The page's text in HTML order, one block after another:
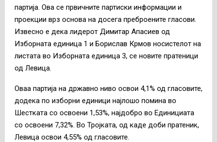
партија. Ова се првичните партиски информации и
проекции врз основа на досега преброените гласови.
Извесно е дека лидерот Димитар Апасиев од
Изборната единица 1 и Борислав Крмов носистелот на
листата во Изборната единица 3, се новите пратеници
од Левица.
Оваа партија на државно ниво освои 4,1% од гласовите,
додека по изборни единици најлошо помина во
Шестката со освоени 1,53%, најдобро во Единициата
со освоени 7,32%. Во Тројката, од каде доби пратеник,
Левица освои 4,55% од гласовите.